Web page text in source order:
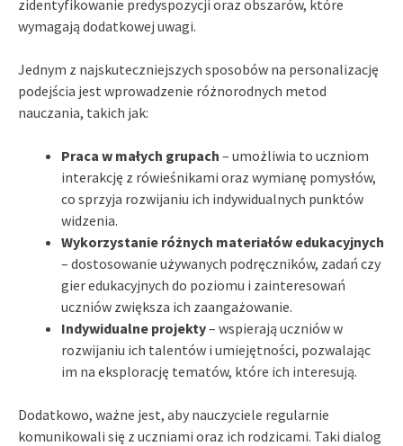
zidentyfikowanie predyspozycji oraz obszarów, które
wymagają dodatkowej uwagi.
Jednym z najskuteczniejszych sposobów na personalizację
podejścia jest wprowadzenie różnorodnych metod
nauczania, takich jak:
Praca w małych grupach – umożliwia to uczniom
interakcję z rówieśnikami oraz wymianę pomysłów,
co sprzyja rozwijaniu ich indywidualnych punktów
widzenia.
Wykorzystanie różnych materiałów edukacyjnych
– dostosowanie używanych podręczników, zadań czy
gier edukacyjnych do poziomu i zainteresowań
uczniów zwiększa ich zaangażowanie.
Indywidualne projekty– wspierają uczniów w
rozwijaniu ich talentów i umiejętności, pozwalając
im na eksplorację tematów, które ich interesują.
Dodatkowo, ważne jest, aby nauczyciele regularnie
komunikowali się z uczniami oraz ich rodzicami. Taki dialog